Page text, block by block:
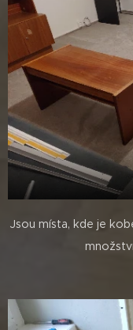
Jsou místa, kde je